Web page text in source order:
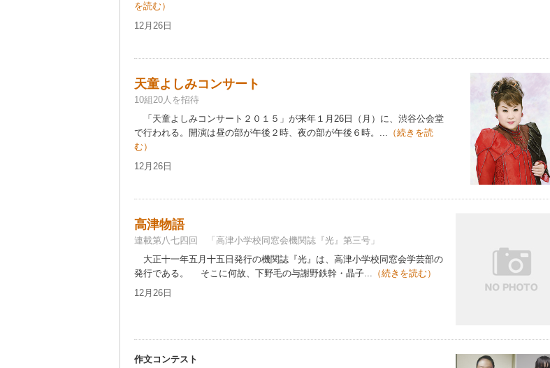
を読む）
12月26日
天童よしみコンサート
10組20人を招待
「天童よしみコンサート２０１５」が来年１月26日（月）に、渋谷公会堂
で行われる。開演は昼の部が午後２時、夜の部が午後６時。... （続きを読
む）
12月26日
高津物語
連載第八七四回 「高津小学校同窓会機関誌『光』第三号」
大正十一年五月十五日発行の機関誌『光』は、高津小学校同窓会学芸部の
発行である。 そこに何故、下野毛の与謝野鉄幹・晶子... （続きを読む）
12月26日
作文コンテスト